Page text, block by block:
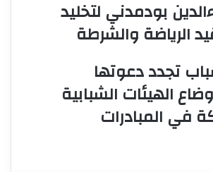
بودمدني لتخليد
الرياضة والشرطة
تجدد دعوتها
الهيئات الشبابية
في المبادرات